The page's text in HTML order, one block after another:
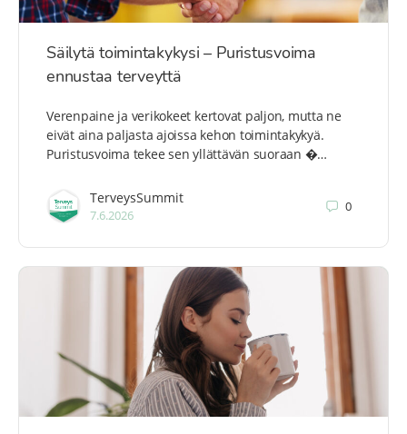
Säilytä toimintakykysi – Puristusvoima
ennustaa terveyttä
Verenpaine ja verikokeet kertovat paljon, mutta ne
eivät aina paljasta ajoissa kehon toimintakykyä.
Puristusvoima tekee sen yllättävän suoraan �…
TerveysSummit
7.6.2026
0